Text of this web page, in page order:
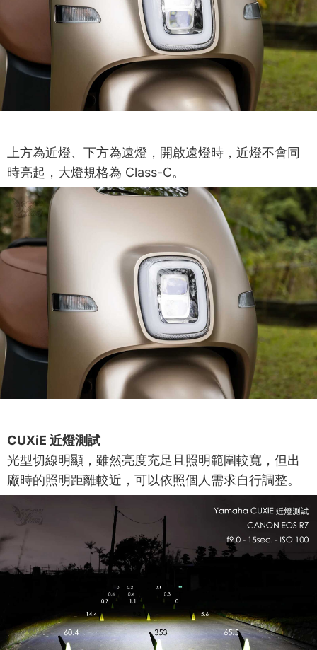
上方為近燈、下方為遠燈，開啟遠燈時，近燈不會同
時亮起，大燈規格為 Class-C。
CUXiE 近燈測試
光型切線明顯，雖然亮度充足且照明範圍較寬，但出
廠時的照明距離較近，可以依照個人需求自行調整。